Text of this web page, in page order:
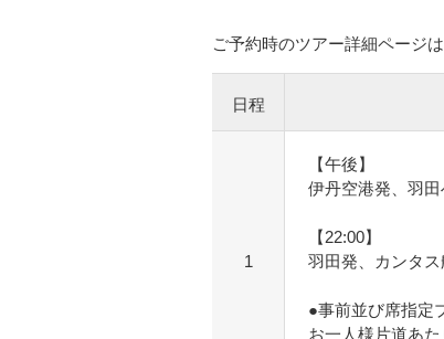
ご予約時のツアー詳細ページ
日程
1
【午後】
伊丹空港発、羽
【22:00】
羽田発、カンタ
●事前並び席指定
お一人様片道あた